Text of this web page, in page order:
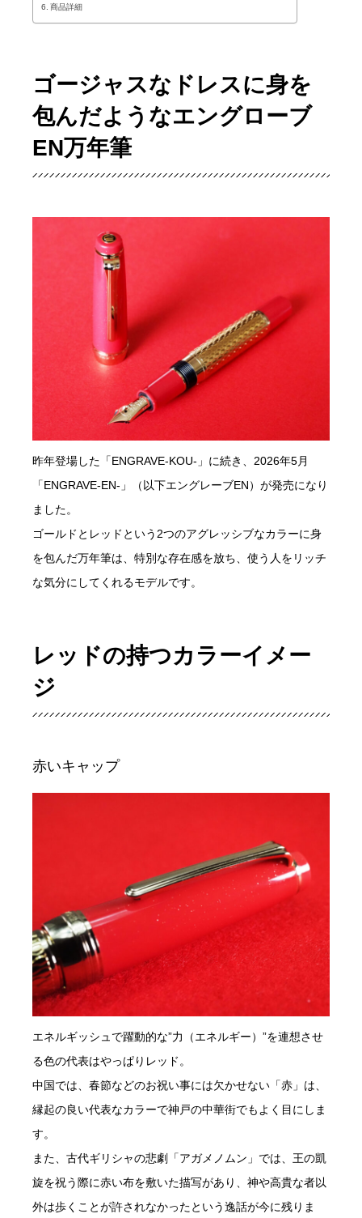
商品詳細
ゴージャスなドレスに身を
包んだようなエングローブ
EN万年筆
昨年登場した「ENGRAVE-KOU-」に続き、2026年5月
「ENGRAVE-EN-」（以下エングレーブEN）が発売になり
ました。
ゴールドとレッドという2つのアグレッシブなカラーに身
を包んだ万年筆は、特別な存在感を放ち、使う人をリッチ
な気分にしてくれるモデルです。
レッドの持つカラーイメー
ジ
赤いキャップ
エネルギッシュで躍動的な”力（エネルギー）”を連想させ
る色の代表はやっぱりレッド。
中国では、春節などのお祝い事には欠かせない「赤」は、
縁起の良い代表なカラーで神戸の中華街でもよく目にしま
す。
また、古代ギリシャの悲劇「アガメノムン」では、王の凱
旋を祝う際に赤い布を敷いた描写があり、神や高貴な者以
外は歩くことが許されなかったという逸話が今に残りま